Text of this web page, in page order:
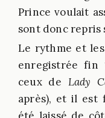
Prince voulait
sont donc repris
Le rythme et
enregistrée fin
ceux de Lady
après), et il est